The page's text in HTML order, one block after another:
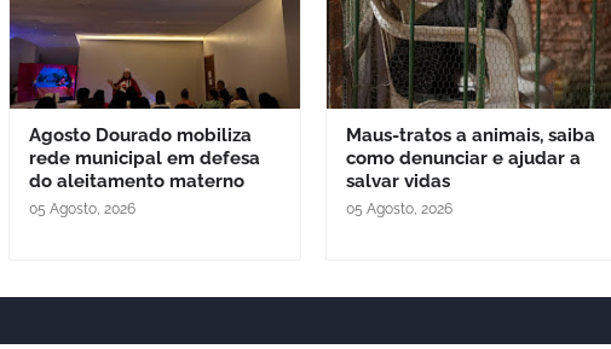
Agosto Dourado mobiliza
rede municipal em defesa
do aleitamento materno
05 Agosto, 2026
Maus-tratos a animais, saiba
como denunciar e ajudar a
salvar vidas
05 Agosto, 2026